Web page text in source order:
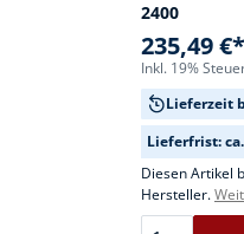
2400
235,49 €*
Inkl. 19%
Lieferzeit
Lieferfrist:
Diesen Artikel
Hersteller.